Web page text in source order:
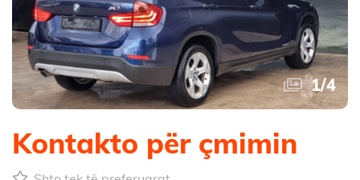
1/4
Kontakto për çmimin